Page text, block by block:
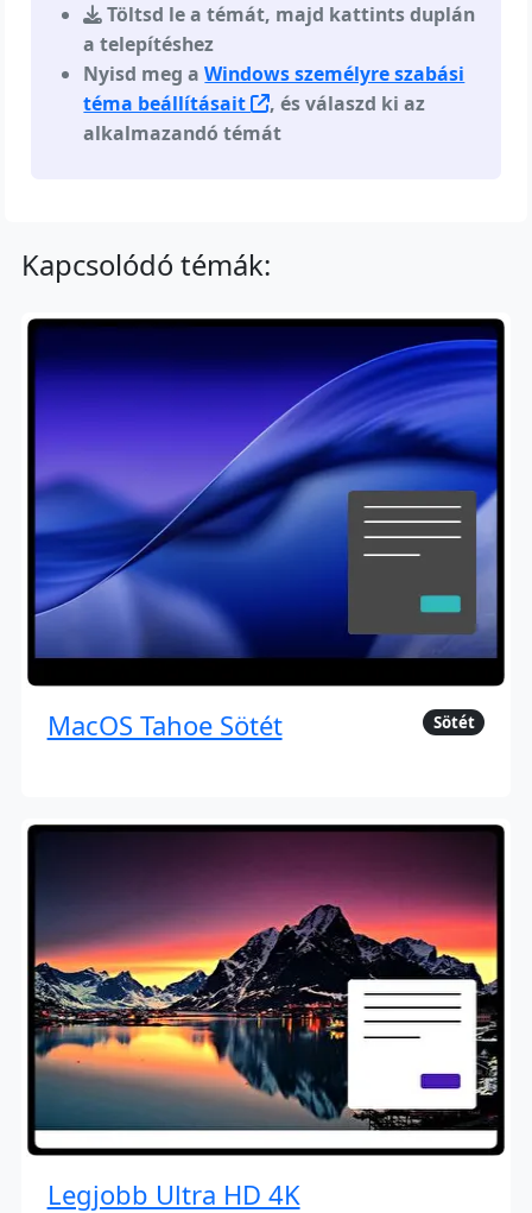
Töltsd le a témát, majd kattints duplán
a telepítéshez
Nyisd meg aWindows személyre szabási
téma beállításait
, és válaszd ki az
alkalmazandó témát
Kapcsolódó témák:
MacOS Tahoe Sötét Sötét
Legjobb Ultra HD 4K